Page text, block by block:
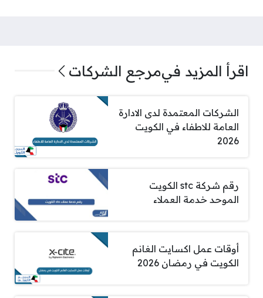
اقرأ المزيد فيمرجع الشركات
الشركات المعتمدة لدى الادارة
العامة للاطفاء في الكويت
2026
رقم شركة stc الكويت
الموحد خدمة العملاء
أوقات عمل اكسايت الغانم
الكويت في رمضان 2026